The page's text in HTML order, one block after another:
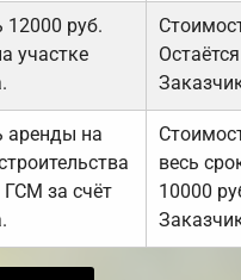
12000 руб.
участке
аренды на
ГСМ за счёт
весь
10000